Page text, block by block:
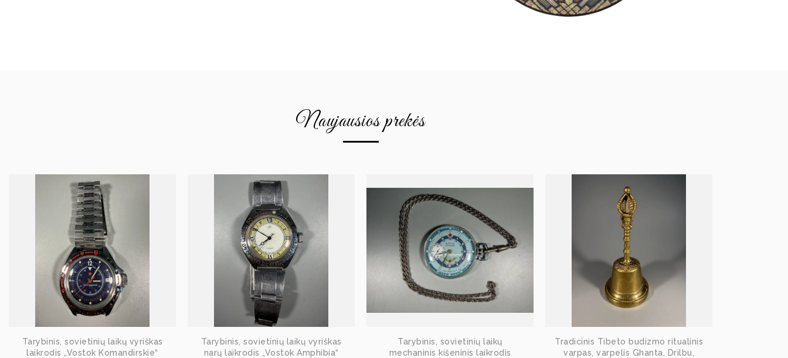
Naujausios prekės
Tarybinis, sovietinių laikų vyriškas
laikrodis „Vostok Komandirskie“
Tarybinis, sovietinių laikų vyriškas
narų laikrodis „Vostok Amphibia“
Tarybinis, sovietinių laikų
mechaninis kišeninis laikrodis
Tradicinis Tibeto budizmo ritualinis
varpas, varpelis Ghanta, Drilbu,